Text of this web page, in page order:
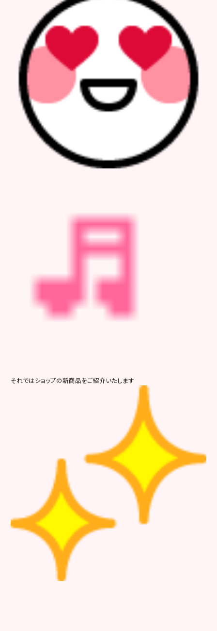
それではショップの新商品をご紹介いたします